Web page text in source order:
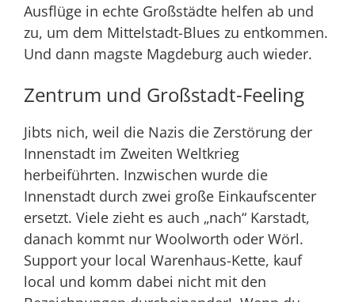
Ausflüge in echte Großstädte helfen ab und
zu, um dem Mittelstadt-Blues zu entkommen.
Und dann magste Magdeburg auch wieder.
Zentrum und Großstadt-Feeling
Jibts nich, weil die Nazis die Zerstörung der
Innenstadt im Zweiten Weltkrieg
herbeiführten. Inzwischen wurde die
Innenstadt durch zwei große Einkaufscenter
ersetzt. Viele zieht es auch „nach“ Karstadt,
danach kommt nur Woolworth oder Wörl.
Support your local Warenhaus-Kette, kauf
local und komm dabei nicht mit den